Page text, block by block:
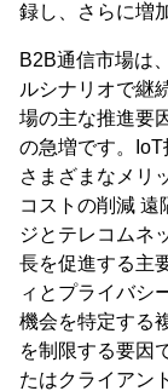
録し、さらに増
B2B通信市場は
ルシナリオで継
場の主な推進要
の急増です。
さまざまなメリ
コストの削減 遠
ジとテレコムネ
長を促進する主
ィとプライバシ
機会を特定する
を制限する要因
たはクライアン